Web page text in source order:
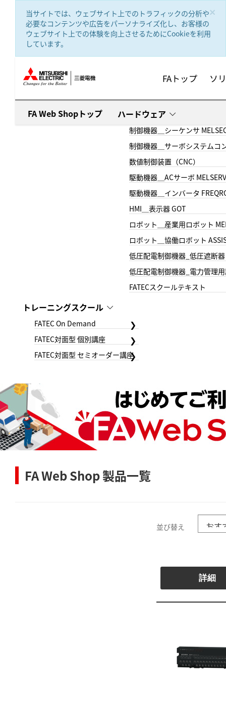
×
当サイトでは、ウェブサイト上でのトラフィックの分析や
必要なコンテンツや広告をパーソナライズ化し、お客様の
ウェブサイト上での体験を向上させるためにCookieを利用
しています。
FAトップ ソ
FA Web Shopトップ ハードウェア
制御機器＿シーケンサ
制御機器＿サーボシステムコ
数値制御装置（CNC）
駆動機器＿ACサーボ
駆動機器＿インバータ
HMI＿表示器 GOT
ロボット＿産業用ロボット
ロボット＿協働ロボット
低圧配電制御機器_低圧遮断器
低圧配電制御機器_電力管理
FATECスクールテキスト
トレーニングスクール
FATEC On Demand
FATEC対面型 個別講座
FATEC対面型 セミオーダー講座
FA Web Shop 製品一覧
並び替え
詳細